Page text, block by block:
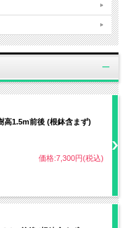
植えは土の表面
り水やり
高1.5m前後 (根鉢含まず)
価格:7,300円(税込)